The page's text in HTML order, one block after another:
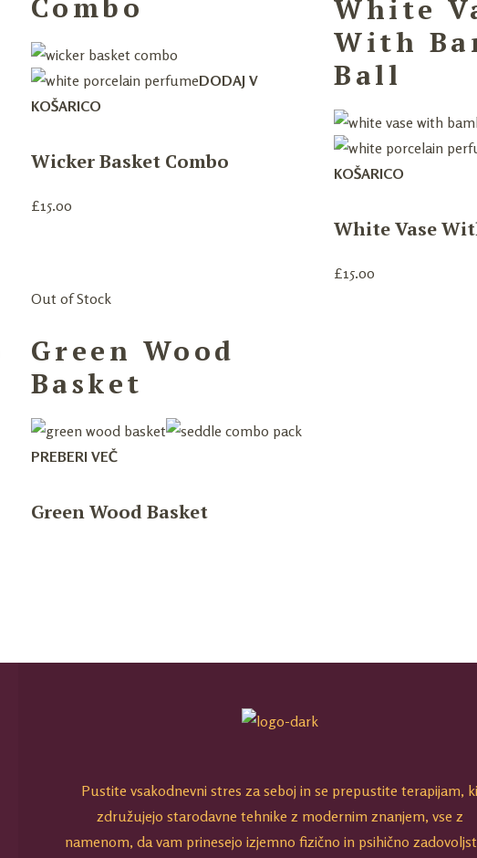
DODAJ V
KOŠARICO
Wicker Basket Combo
£15.00
White
With
Ball
KOŠARICO
White Vase
£15.00
Out of Stock
Green Wood
Basket
PREBERI VEČ
Green Wood Basket
Pustite vsakodnevni stres za seboj in se prepustite terapijam,
združujejo starodavne tehnike z modernim znanjem, vse z
namenom, da vam prinesejo izjemno fizično in psihično